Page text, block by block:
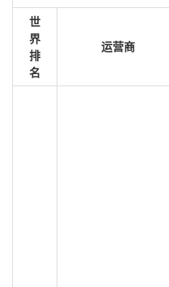
世
界
排
名
运营商